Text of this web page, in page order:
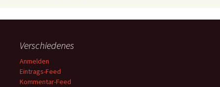
Verschiedenes
Anmelden
Eintrags-Feed
Kommentar-Feed